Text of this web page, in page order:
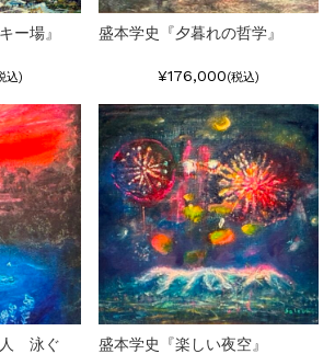
ー場』
込)
盛本学史『夕暮れの哲学』
¥176,000(税込)
人 泳ぐ
盛本学史『楽しい夜空』